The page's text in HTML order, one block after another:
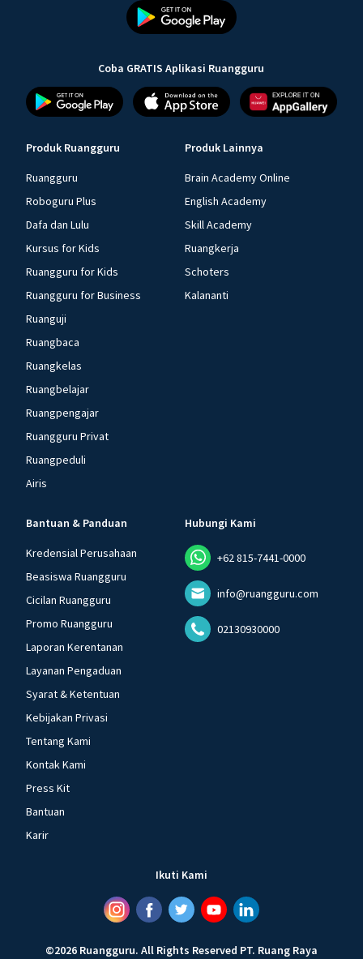
Coba GRATIS Aplikasi Ruangguru
Produk Ruangguru
Ruangguru
Roboguru Plus
Dafa dan Lulu
Kursus for Kids
Ruangguru for Kids
Ruangguru for Business
Ruanguji
Ruangbaca
Ruangkelas
Ruangbelajar
Ruangpengajar
Ruangguru Privat
Ruangpeduli
Airis
Produk Lainnya
Brain Academy Online
English Academy
Skill Academy
Ruangkerja
Schoters
Kalananti
Bantuan & Panduan
Kredensial Perusahaan
Beasiswa Ruangguru
Cicilan Ruangguru
Promo Ruangguru
Laporan Kerentanan
Layanan Pengaduan
Syarat & Ketentuan
Kebijakan Privasi
Tentang Kami
Kontak Kami
Press Kit
Bantuan
Karir
Hubungi Kami
+62 815-7441-0000
info@ruangguru.com
02130930000
Ikuti Kami
©2026 Ruangguru. All Rights Reserved PT. Ruang Raya